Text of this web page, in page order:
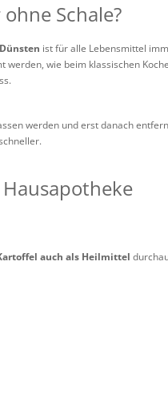
Schale?
Dünsten ist für alle Lebensmittel
wie beim klassischen
werden und erst danach
auch als Heilmittel